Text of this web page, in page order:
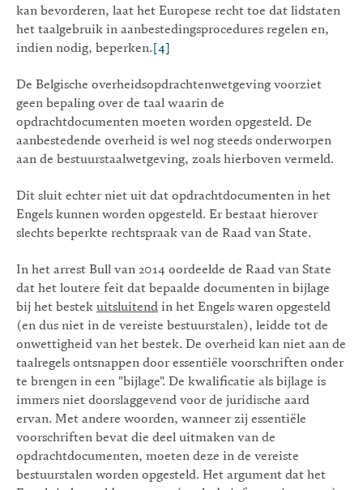
kan bevorderen, laat het Europese recht toe dat lidstaten
het taalgebruik in aanbestedingsprocedures regelen en,
indien nodig, beperken. [4]
De Belgische overheidsopdrachtenwetgeving voorziet
geen bepaling over de taal waarin de
opdrachtdocumenten moeten worden opgesteld. De
aanbestedende overheid is wel nog steeds onderworpen
aan de bestuurstaalwetgeving, zoals hierboven vermeld.
Dit sluit echter niet uit dat opdrachtdocumenten in het
Engels kunnen worden opgesteld. Er bestaat hierover
slechts beperkte rechtspraak van de Raad van State.
In het arrest Bull van 2014 oordeelde de Raad van State
dat het loutere feit dat bepaalde documenten in bijlage
bij het bestek uitsluitend in het Engels waren opgesteld
(en dus niet in de vereiste bestuurstalen), leidde tot de
onwettigheid van het bestek. De overheid kan niet aan de
taalregels ontsnappen door essentiële voorschriften onder
te brengen in een "bijlage". De kwalificatie als bijlage is
immers niet doorslaggevend voor de juridische aard
ervan. Met andere woorden, wanneer zij essentiële
voorschriften bevat die deel uitmaken van de
opdrachtdocumenten, moeten deze in de vereiste
bestuurstalen worden opgesteld. Het argument dat het